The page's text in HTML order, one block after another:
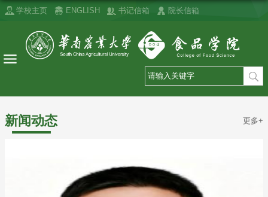
学校主页 ENGLISH 书记信箱 院长信箱
新闻动态 更多+